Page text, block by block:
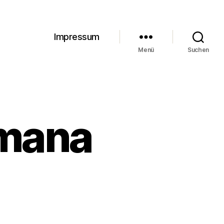
Impressum
Menü Suchen